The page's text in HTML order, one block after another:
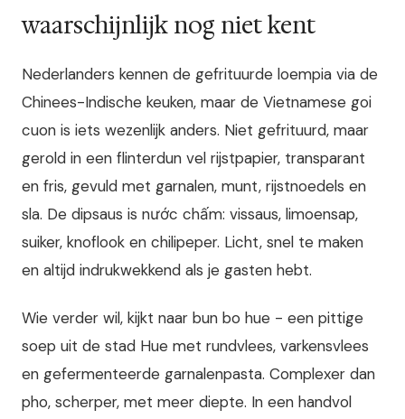
waarschijnlijk nog niet kent
Nederlanders kennen de gefrituurde loempia via de
Chinees-Indische keuken, maar de Vietnamese goi
cuon is iets wezenlijk anders. Niet gefrituurd, maar
gerold in een flinterdun vel rijstpapier, transparant
en fris, gevuld met garnalen, munt, rijstnoedels en
sla. De dipsaus is nước chấm: vissaus, limoensap,
suiker, knoflook en chilipeper. Licht, snel te maken
en altijd indrukwekkend als je gasten hebt.
Wie verder wil, kijkt naar bun bo hue - een pittige
soep uit de stad Hue met rundvlees, varkensvlees
en gefermenteerde garnalenpasta. Complexer dan
pho, scherper, met meer diepte. In een handvol